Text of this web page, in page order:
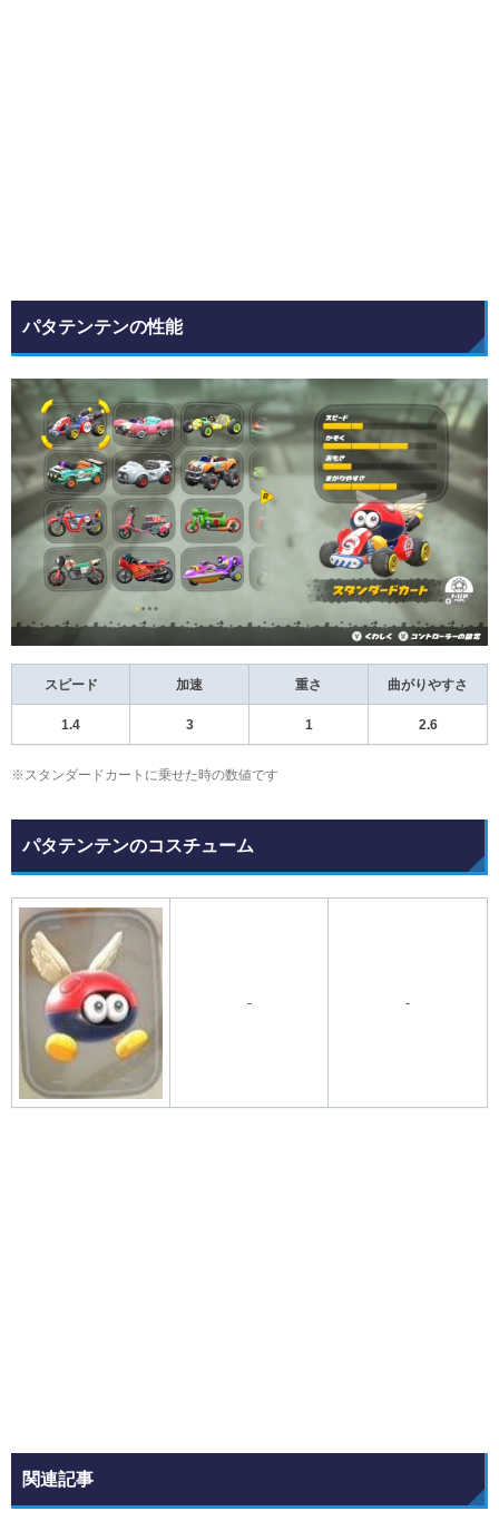
パタテンテンの性能
スピード 加速 重さ 曲がりやすさ
1.4 3 1 2.6
※スタンダードカートに乗せた時の数値です
パタテンテンのコスチューム
- -
関連記事